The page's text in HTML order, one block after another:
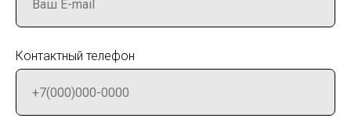
Контактный телефон